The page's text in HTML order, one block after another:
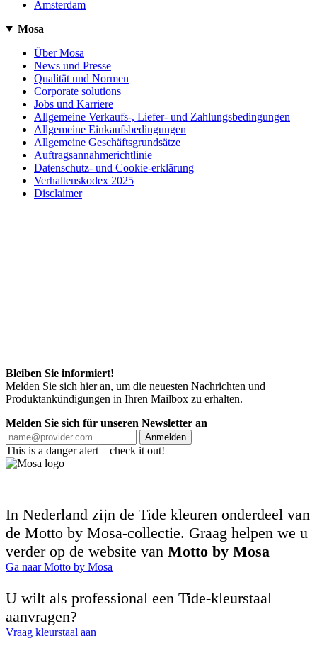
Amsterdam
Mosa
Über Mosa
News und Presse
Qualität und Normen
Corporate solutions
Jobs und Karriere
Allgemeine Verkaufs-, Liefer- und Zahlungsbedingungen
Allgemeine Einkaufsbedingungen
Allgemeine Geschäftsgrundsätze
Auftragsannahmerichtlinie
Datenschutz- und Cookie-erklärung
Verhaltenskodex 2025
Disclaimer
Bleiben Sie informiert!
Melden Sie sich hier an, um die neuesten Nachrichten und
Produktankündigungen in Ihren Mailbox zu erhalten.
Melden Sie sich für unseren Newsletter an
Anmelden
This is a danger alert—check it out!
In Nederland zijn de Tide kleuren onderdeel van
de Motto by Mosa-collectie. Graag helpen we u
verder op de website van Motto by Mosa
Ga naar Motto by Mosa
U wilt als professional een Tide-kleurstaal
aanvragen?
Vraag kleurstaal aan